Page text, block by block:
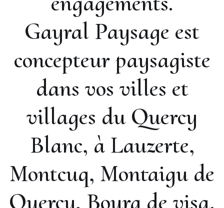
Gayral Paysage est
concepteur paysagiste
dans vos villes et
villages du Quercy
Blanc, à Lauzerte,
Montcuq, Montaigu de
Quercy, Bourg de visa,